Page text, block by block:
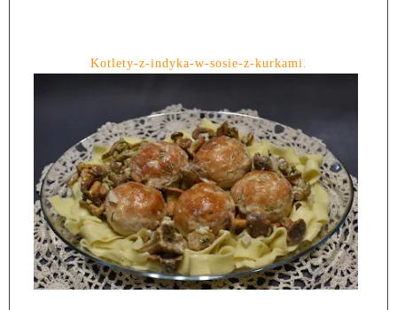
Kotlety-z-indyka-w-sosie-z-kurkami.